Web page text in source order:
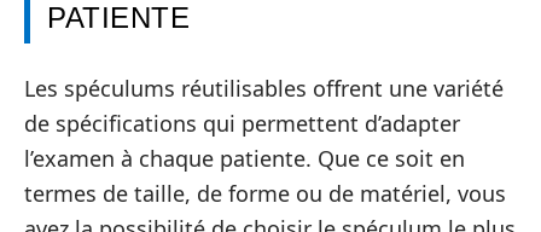
PATIENTE
Les spéculums réutilisables offrent une variété
de spécifications qui permettent d’adapter
l’examen à chaque patiente. Que ce soit en
termes de taille, de forme ou de matériel, vous